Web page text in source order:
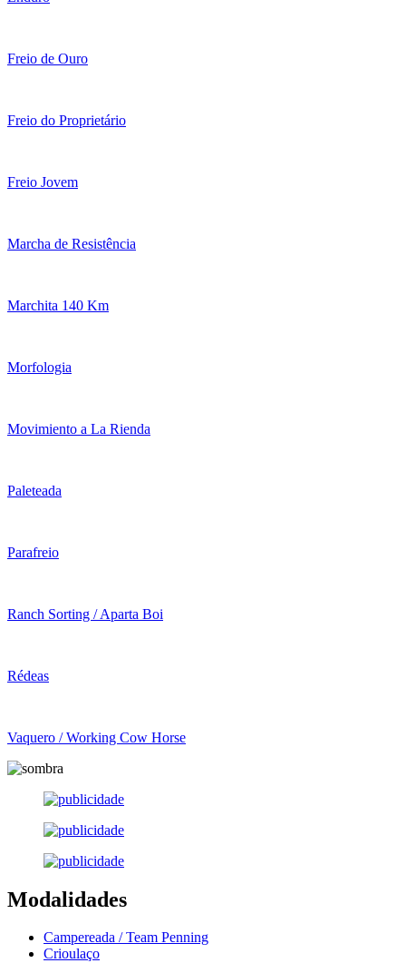
Freio de Ouro
Freio do Proprietário
Freio Jovem
Marcha de Resistência
Marchita 140 Km
Morfologia
Movimiento a La Rienda
Paleteada
Parafreio
Ranch Sorting / Aparta Boi
Rédeas
Vaquero / Working Cow Horse
Modalidades
Campereada / Team Penning
Crioulaço